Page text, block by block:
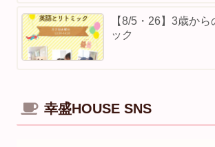
【8/5・26】3歳から
ック
幸盛HOUSE SNS